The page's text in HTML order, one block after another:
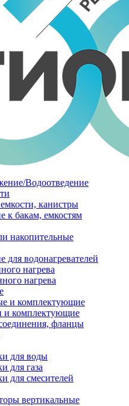
Водоотведение
канистры
к бакам, емкостям
накопительные
водонагревателей
нагрева
нагрева
и комплектующие
и комплектующие
фланцы
для воды
для газа
для смесителей
вертикальные